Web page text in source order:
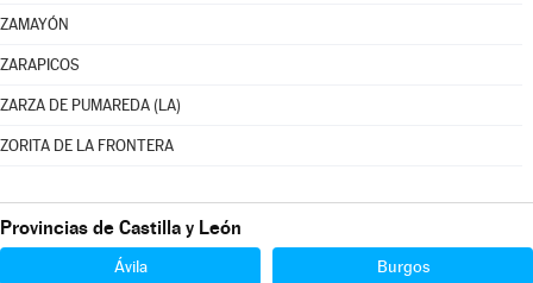
ZAMAYÓN
ZARAPICOS
ZARZA DE PUMAREDA (LA)
ZORITA DE LA FRONTERA
Provincias de Castilla y León
Ávila Burgos